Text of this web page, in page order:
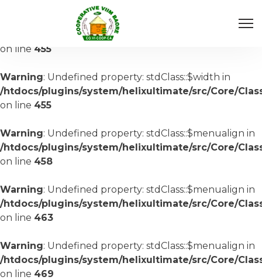
: Undefined property: stdClass::$width in
/htdocs/plugins/system/helixultimate/src/Core/
on line 455
Warning: Undefined property: stdClass::$width in
/htdocs/plugins/system/helixultimate/src/Core/
on line 455
Warning: Undefined property: stdClass::$menualign in
/htdocs/plugins/system/helixultimate/src/Core/
on line 458
Warning: Undefined property: stdClass::$menualign in
/htdocs/plugins/system/helixultimate/src/Core/
on line 463
Warning: Undefined property: stdClass::$menualign in
/htdocs/plugins/system/helixultimate/src/Core/
on line 469